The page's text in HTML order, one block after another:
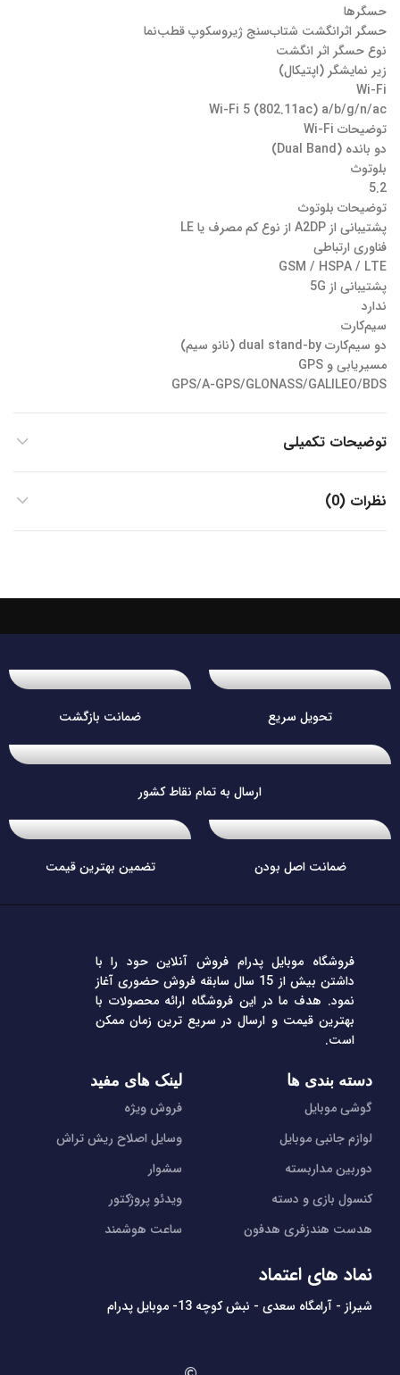
حسگرها
حسگر اثرانگشت شتاب‌سنج ژیروسکوپ قطب‌نما
نوع حسگر اثر انگشت
زیر نمایشگر (اپتیکال)
Wi-Fi
Wi-Fi 5 (802.11ac) a/b/g/n/ac
توضیحات Wi-Fi
دو بانده (Dual Band)
بلوتوث
5.2
توضیحات بلوتوث
پشتیبانی از A2DP از نوع کم مصرف یا LE
فناوری‌ ارتباطی
GSM / HSPA / LTE
پشتیبانی از 5G
ندارد
سیم‌کارت
دو سیم‌کارت dual stand-by (نانو سیم)
مسیریابی و GPS
GPS/A-GPS/GLONASS/GALILEO/BDS
توضیحات تکمیلی
نظرات (0)
تحویل سریع ضمانت بازگشت
ارسال به تمام نقاط کشور
ضمانت اصل بودن تضمین بهترین قیمت
فروشگاه موبایل پدرام فروش آنلاین حود را با
داشتن بیش از 15 سال سابقه فروش حضوری آغاز
نمود. هدف ما در این فروشگاه ارائه محصولات با
بهترین قیمت و ارسال در سریع ترین زمان ممکن
است.
دسته بندی ها
گوشی موبایل
لوازم جانبی موبایل
دوربین مداربسته
کنسول بازی و دسته
هدست هندزفری هدفون
لینک های مفید
فروش ویژه
وسایل اصلاح ریش تراش
سشوار
ویدئو پروژکتور
ساعت هوشمند
نماد های اعتماد
شیراز - آرامگاه سعدی - نبش کوچه 13- موبایل پدرام